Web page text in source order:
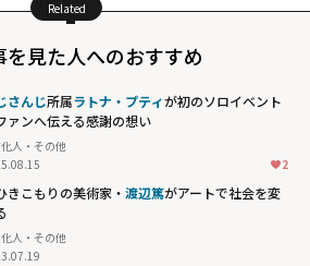
Related
を見た人へのおすすめ
さんじ所属ラトナ・プティが初のソロイベント
ァンへ伝える感謝の想い
人・その他
2
きこもりの美術家・ 渡辺篤がアートで社会を変
人・その他